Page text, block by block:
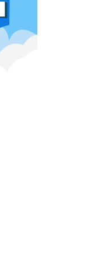
活，
健，有
然在台